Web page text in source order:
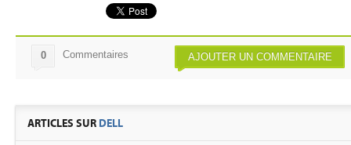
AJOUTER UN COMMENTAIRE
0 Commentaires
ARTICLES SUR DELL